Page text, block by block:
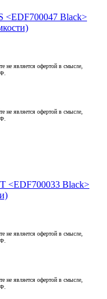
<EDF700047 Black>
не является офертой в смысле,
не является офертой в смысле,
<EDF700033 Black>
не является офертой в смысле,
не является офертой в смысле,